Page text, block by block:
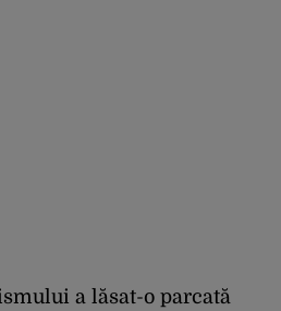
a lăsat-o parcată